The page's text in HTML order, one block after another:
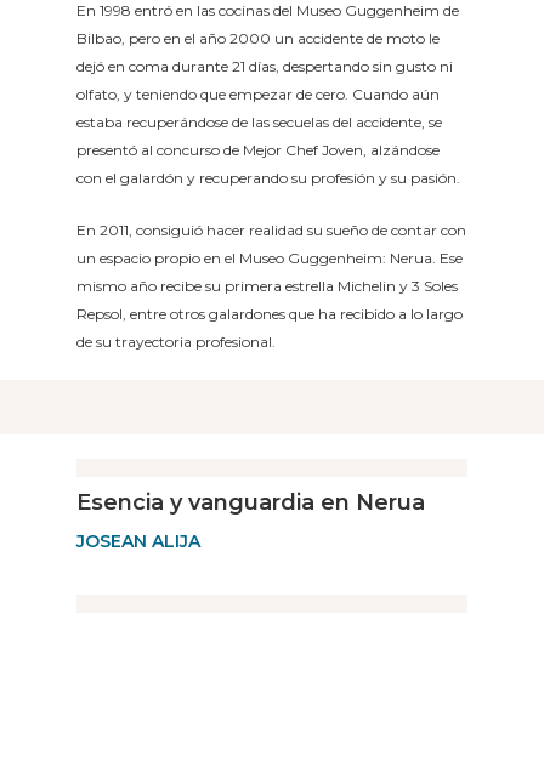
En 1998 entró en las cocinas del Museo Guggenheim de
Bilbao, pero en el año 2000 un accidente de moto le
dejó en coma durante 21 días, despertando sin gusto ni
olfato, y teniendo que empezar de cero. Cuando aún
estaba recuperándose de las secuelas del accidente, se
presentó al concurso de Mejor Chef Joven, alzándose
con el galardón y recuperando su profesión y su pasión.
En 2011, consiguió hacer realidad su sueño de contar con
un espacio propio en el Museo Guggenheim: Nerua. Ese
mismo año recibe su primera estrella Michelin y 3 Soles
Repsol, entre otros galardones que ha recibido a lo largo
de su trayectoria profesional.
Esencia y vanguardia en Nerua
JOSEAN ALIJA